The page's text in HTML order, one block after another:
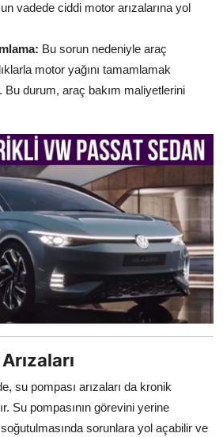
vadede ciddi motor arızalarına yol
Bu sorun nedeniyle araç
motor yağını tamamlamak
Bu durum, araç bakım maliyetlerini
su pompası arızaları da kronik
Su pompasının görevini yerine
sorunlara yol açabilir ve